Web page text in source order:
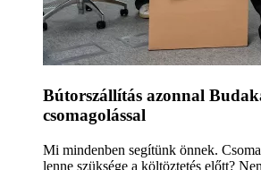
Bútorszállítás azonnal
csomagolással
Mi mindenben segítünk önnek.
lenne szüksége a költöztetés előtt?